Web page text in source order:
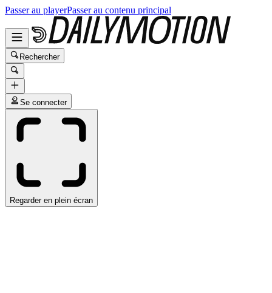
Passer au playerPasser au contenu principal
Rechercher
Se connecter
Regarder en plein écran